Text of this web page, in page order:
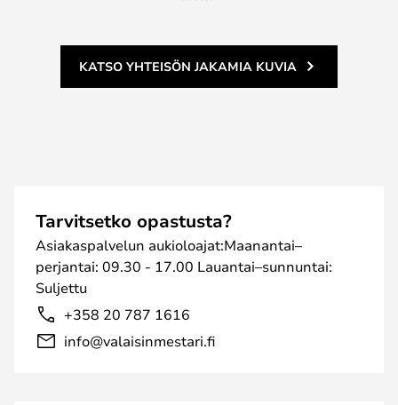
KATSO YHTEISÖN JAKAMIA KUVIA
Tarvitsetko opastusta?
Asiakaspalvelun aukioloajat:Maanantai–
perjantai: 09.30 - 17.00 Lauantai–sunnuntai:
Suljettu
+358 20 787 1616
info@valaisinmestari.fi